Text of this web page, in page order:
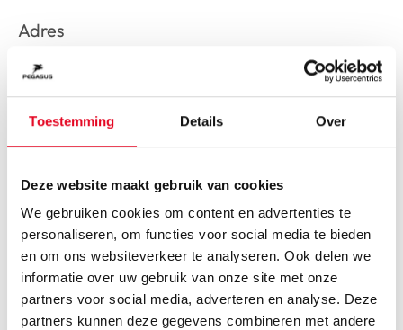
Toestemming Details Over
Deze website maakt gebruik van cookies
We gebruiken cookies om content en advertenties te
personaliseren, om functies voor social media te bieden
en om ons websiteverkeer te analyseren. Ook delen we
informatie over uw gebruik van onze site met onze
partners voor social media, adverteren en analyse. Deze
partners kunnen deze gegevens combineren met andere
Adres
Holzhofstr. 11
Mainz
Route plannen
Openingstijden
Helaas hebben we geen actuele openingstijden van deze
Contact
kontakt@radhaus-mainz.de
Ga naar dealer